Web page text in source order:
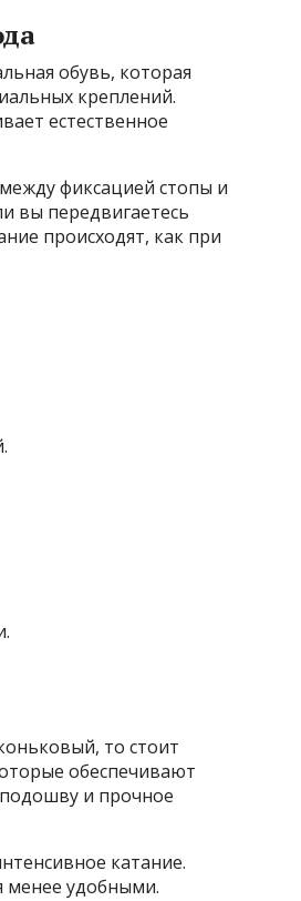
обувь, которая
креплений.
естественное
фиксацией стопы и
вы передвигаетесь
происходят, как при
то стоит
обеспечивают
и прочное
катание.
менее удобными.